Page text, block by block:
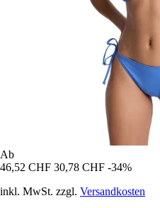
Ab
46,52 CHF 30,78 CHF -34%
inkl. MwSt. zzgl. Versandkosten